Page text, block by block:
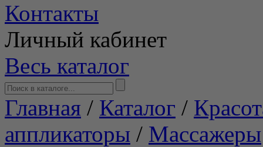
Контакты
Личный кабинет
Весь каталог
Главная / Каталог /
аппликаторы / Массажеры